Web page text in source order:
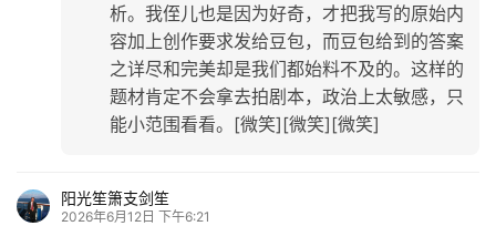
析。我侄儿也是因为好奇，才把我写的原始内
容加上创作要求发给豆包，而豆包给到的答案
之详尽和完美却是我们都始料不及的。这样的
题材肯定不会拿去拍剧本，政治上太敏感，只
能小范围看看。[微笑][微笑][微笑]
阳光笙箫支剑笙
2026年6月12日 下午6:21